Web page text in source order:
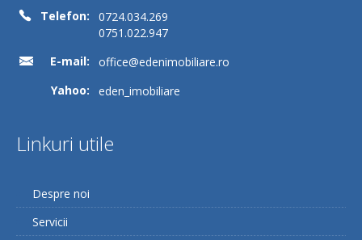
Telefon:
0724.034.269
0751.022.947
E-mail:
office@edenimobiliare.ro
Yahoo:
eden_imobiliare
Linkuri utile
Despre noi
Servicii